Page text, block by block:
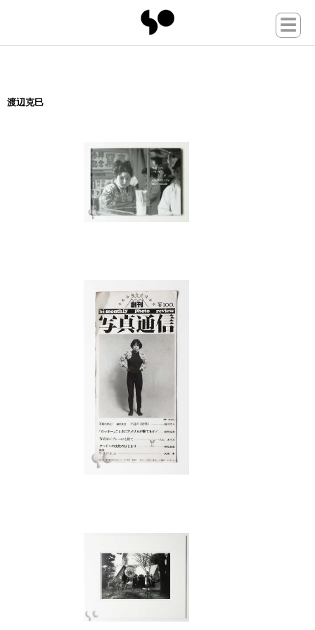
☰
渡辺克巳